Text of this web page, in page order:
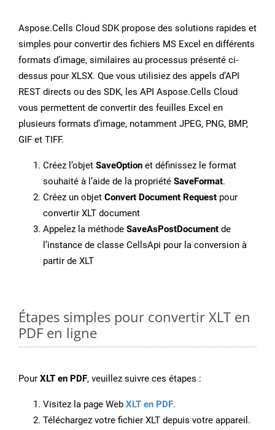
Aspose.Cells Cloud SDK propose des solutions rapides et
simples pour convertir des fichiers MS Excel en différents
formats d’image, similaires au processus présenté ci-
dessus pour XLSX. Que vous utilisiez des appels d’API
REST directs ou des SDK, les API Aspose.Cells Cloud
vous permettent de convertir des feuilles Excel en
plusieurs formats d’image, notamment JPEG, PNG, BMP,
GIF et TIFF.
Créez l’objet SaveOption et définissez le format
souhaité à l’aide de la propriété SaveFormat.
Créez un objet Convert Document Request pour
convertir XLT document
Appelez la méthode SaveAsPostDocument de
l’instance de classe CellsApi pour la conversion à
partir de XLT
Étapes simples pour convertir XLT en
PDF en ligne
Pour XLT en PDF, veuillez suivre ces étapes :
Visitez la page Web XLT en PDF.
Téléchargez votre fichier XLT depuis votre appareil.